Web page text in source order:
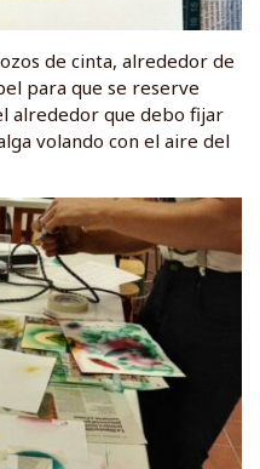
de cinta, alrededor de
para que se reserve
alrededor que debo fijar
volando con el aire del